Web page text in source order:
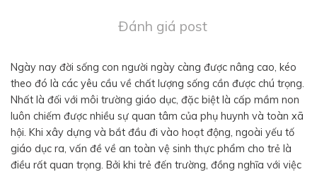
Đánh giá post
Ngày nay đời sống con người ngày càng được nâng cao, kéo
theo đó là các yêu cầu về chất lượng sống cần được chú trọng.
Nhất là đối với môi trường giáo dục, đặc biệt là cấp mầm non
luôn chiếm được nhiều sự quan tâm của phụ huynh và toàn xã
hội. Khi xây dựng và bắt đầu đi vào hoạt động, ngoài yếu tố
giáo dục ra, vấn đề về an toàn vệ sinh thực phẩm cho trẻ là
điều rất quan trọng. Bởi khi trẻ đến trường, đồng nghĩa với việc